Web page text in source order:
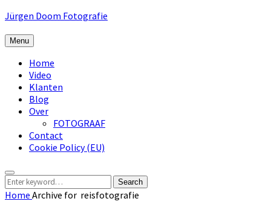
Skip
content
Jürgen Doom Fotografie
Menu
Home
Video
Klanten
Blog
Over
FOTOGRAAF
Contact
Cookie Policy (EU)
Search
Search
for:
Search
Home Archive for reisfotografie